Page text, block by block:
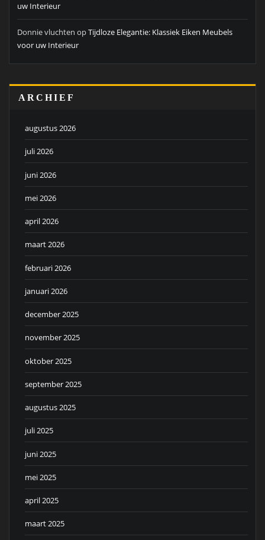
uw Interieur
Donnie vluchten opTijdloze Elegantie: Klassiek Eiken Meubels
voor uw Interieur
ARCHIEF
augustus 2026
juli 2026
juni 2026
mei 2026
april 2026
maart 2026
februari 2026
januari 2026
december 2025
november 2025
oktober 2025
september 2025
augustus 2025
juli 2025
juni 2025
mei 2025
april 2025
maart 2025